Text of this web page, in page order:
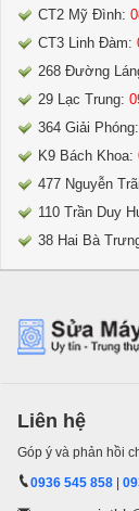
CT2 Mỹ Đình:
CT3 Linh Đàm:
268 Đường
29 Lạc Trung:
364 Giải Phóng:
K9 Bách Khoa:
477 Nguyễn
110 Trần Duy
38 Hai Bà
Liên hệ
Góp ý và phản hồi
0936 545 858 |